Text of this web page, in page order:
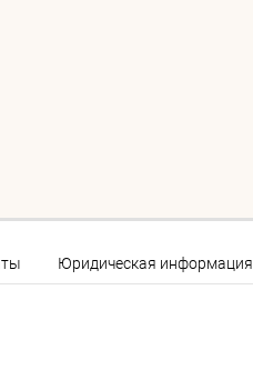
Юридическая информация